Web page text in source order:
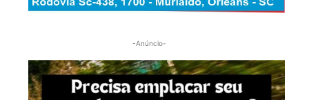
-Anúncio-